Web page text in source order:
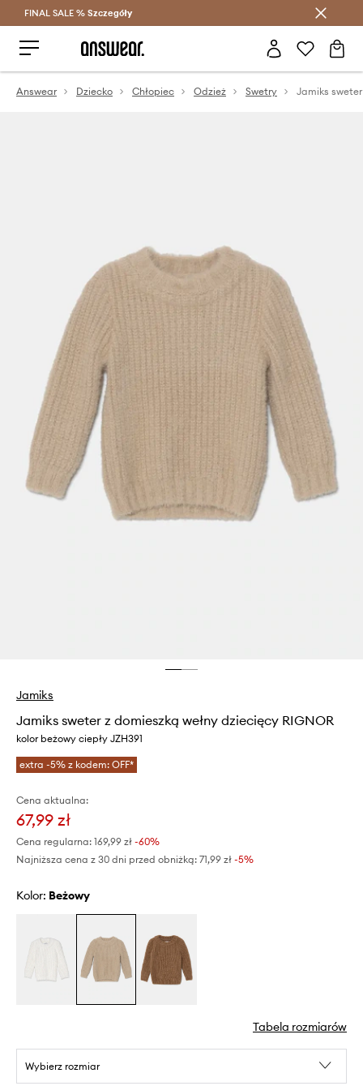
Oszczędzaj z Answear Club >
FINAL SALE % Szczegóły
Answear Dziecko Chłopiec Odzież Swetry
Jamiks
Jamiks sweter z domieszką wełny dziecięcy RIGNOR
kolor beżowy ciepły JZH391
extra -5% z kodem: OFF*
Cena aktualna:
67,99 zł
Cena regularna: 169,99 zł -60%
Najniższa cena z 30 dni przed obniżką: 71,99 zł -5%
Kolor: beżowy
Tabela rozmiarów
Wybierz rozmiar